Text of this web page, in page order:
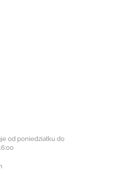
od poniedziałku do